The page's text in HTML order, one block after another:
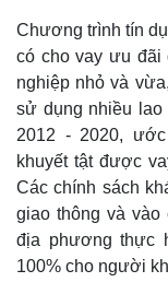
Chương trình tín
có cho vay ưu đãi
nghiệp nhỏ và
sử dụng nhiều
2012 - 2020,
khuyết tật được
Các chính sách
giao thông và
địa phương thực
100% cho người